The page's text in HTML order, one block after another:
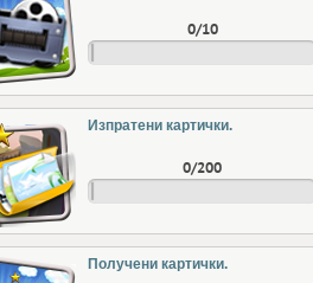
0/10
Изпратени картички.
0/200
Получени картички.